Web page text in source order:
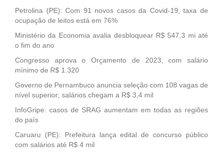
Petrolina (PE): Com 91 novos casos da Covid-19, taxa de
ocupação de leitos está em 76%
Ministério da Economia avalia desbloquear R$ 547,3 mi até
o fim do ano
Congresso aprova o Orçamento de 2023, com salário
mínimo de R$ 1.320
Governo de Pernambuco anuncia seleção com 108 vagas de
nível superior; salários chegam a R$ 3,4 mil
InfoGripe: casos de SRAG aumentam em todas as regiões
do país
Caruaru (PE): Prefeitura lança edital de concurso público
com salários até R$ 4 mil